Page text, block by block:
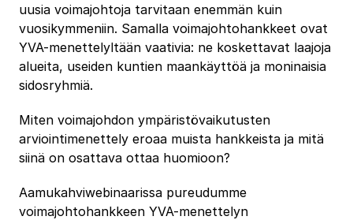
uusia voimajohtoja tarvitaan enemmän kuin
vuosikymmeniin. Samalla voimajohtohankkeet ovat
YVA-menettelyltään vaativia: ne koskettavat laajoja
alueita, useiden kuntien maankäyttöä ja moninaisia
sidosryhmiä.
Miten voimajohdon ympäristövaikutusten
arviointimenettely eroaa muista hankkeista ja mitä
siinä on osattava ottaa huomioon?
Aamukahviwebinaarissa pureudumme
voimajohtohankkeen YVA-menettelyn